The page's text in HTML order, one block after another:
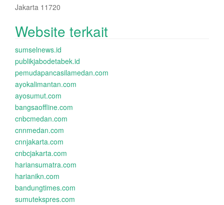
Jakarta 11720
Website terkait
sumselnews.id
publikjabodetabek.id
pemudapancasilamedan.com
ayokalimantan.com
ayosumut.com
bangsaoffline.com
cnbcmedan.com
cnnmedan.com
cnnjakarta.com
cnbcjakarta.com
hariansumatra.com
harianikn.com
bandungtimes.com
sumutekspres.com